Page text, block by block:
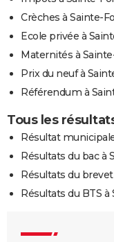
Crèches à Sainte-
Ecole privée à
Maternités à
Prix du neuf à
Référendum à
Tous les
Résultat
Résultats du bac à
Résultats du
Résultats du BTS à